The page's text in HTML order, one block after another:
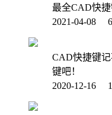
最全CAD快捷
2021-04-08
CAD快捷键
键吧！
2020-12-16